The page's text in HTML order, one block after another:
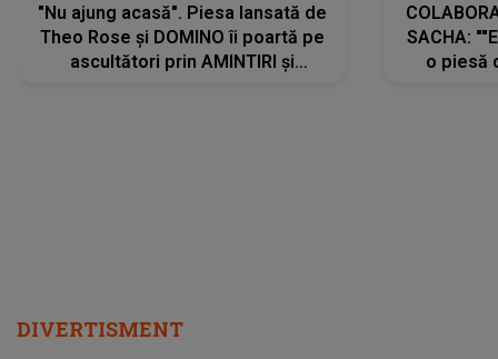
"Nu ajung acasă". Piesa lansată de
Theo Rose și DOMINO îi poartă pe
ascultători prin AMINTIRI și
SACHA:
o piesă
DIVERTISMENT